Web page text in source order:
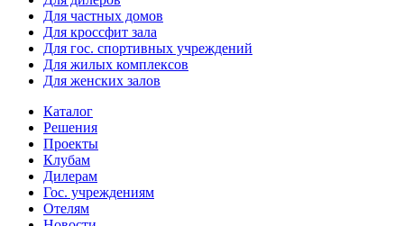
Для частных домов
Для кроссфит зала
Для гос. спортивных учреждений
Для жилых комплексов
Для женских залов
Каталог
Решения
Проекты
Клубам
Дилерам
Гос. учреждениям
Отелям